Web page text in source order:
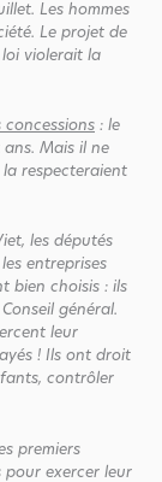
Les hommes
Le projet de
loi violerait la
concessions : le
Mais il ne
respecteraient
les députés
entreprises
bien choisis : ils
général.
leur
! Ils ont droit
contrôler
premiers
pour exercer leur